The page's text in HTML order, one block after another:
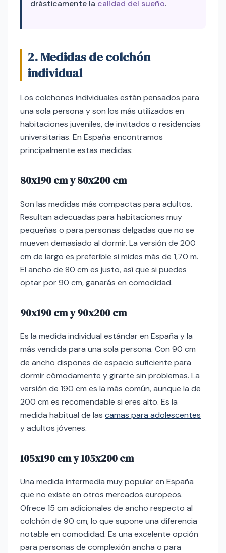
drásticamente la calidad del sueño.
2. Medidas de colchón
individual
Los colchones individuales están pensados para
una sola persona y son los más utilizados en
habitaciones juveniles, de invitados o residencias
universitarias. En España encontramos
principalmente estas medidas:
80x190 cm y 80x200 cm
Son las medidas más compactas para adultos.
Resultan adecuadas para habitaciones muy
pequeñas o para personas delgadas que no se
mueven demasiado al dormir. La versión de 200
cm de largo es preferible si mides más de 1,70 m.
El ancho de 80 cm es justo, así que si puedes
optar por 90 cm, ganarás en comodidad.
90x190 cm y 90x200 cm
Es la medida individual estándar en España y la
más vendida para una sola persona. Con 90 cm
de ancho dispones de espacio suficiente para
dormir cómodamente y girarte sin problemas. La
versión de 190 cm es la más común, aunque la de
200 cm es recomendable si eres alto. Es la
medida habitual de las camas para adolescentes
y adultos jóvenes.
105x190 cm y 105x200 cm
Una medida intermedia muy popular en España
que no existe en otros mercados europeos.
Ofrece 15 cm adicionales de ancho respecto al
colchón de 90 cm, lo que supone una diferencia
notable en comodidad. Es una excelente opción
para personas de complexión ancha o para